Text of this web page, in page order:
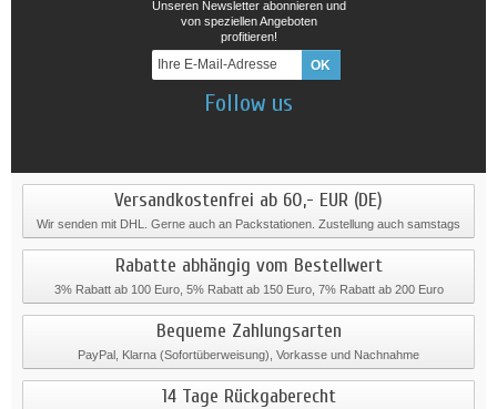
Unseren Newsletter abonnieren und
von speziellen Angeboten
profitieren!
Follow us
Versandkostenfrei ab 60,- EUR (DE)
Wir senden mit DHL. Gerne auch an Packstationen. Zustellung auch samstags
Rabatte abhängig vom Bestellwert
3% Rabatt ab 100 Euro, 5% Rabatt ab 150 Euro, 7% Rabatt ab 200 Euro
Bequeme Zahlungsarten
PayPal, Klarna (Sofortüberweisung), Vorkasse und Nachnahme
14 Tage Rückgaberecht